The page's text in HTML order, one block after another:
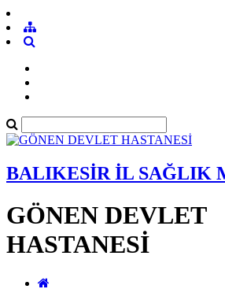
BALIKESİR İL SAĞLIK
GÖNEN DEVLET
HASTANESİ